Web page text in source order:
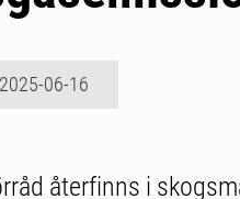
06-16
återfinns i